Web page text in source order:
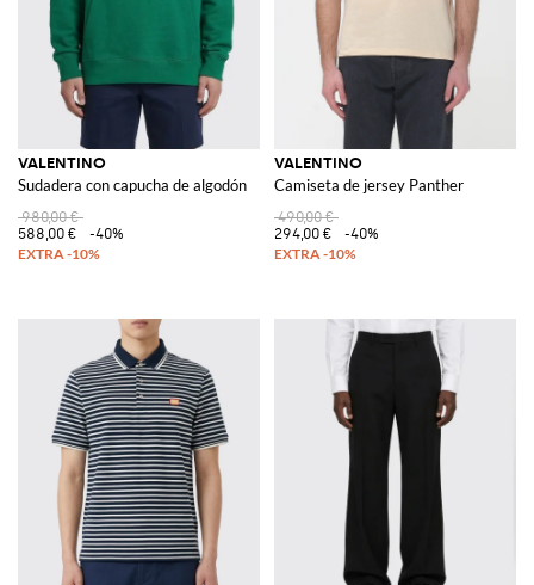
VALENTINO
Sudadera con capucha de algodón
980,00 €
588,00 €
-40%
VALENTINO
Camiseta de jersey Panther
490,00 €
294,00 €
-40%